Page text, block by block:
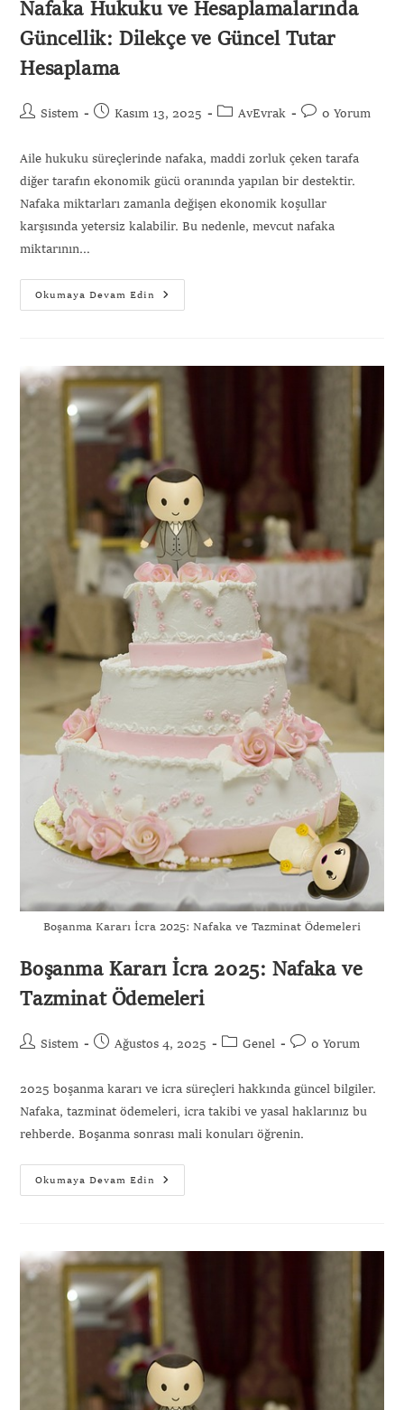
Nafaka Hukuku ve Hesaplamalarında
Güncellik: Dilekçe ve Güncel Tutar
Hesaplama
Sistem Kasım 13, 2025 AvEvrak 0 Yorum
Aile hukuku süreçlerinde nafaka, maddi zorluk çeken tarafa
diğer tarafın ekonomik gücü oranında yapılan bir destektir.
Nafaka miktarları zamanla değişen ekonomik koşullar
karşısında yetersiz kalabilir. Bu nedenle, mevcut nafaka
miktarının…
Okumaya Devam Edin
Boşanma Kararı İcra 2025: Nafaka ve Tazminat Ödemeleri
Boşanma Kararı İcra 2025: Nafaka ve
Tazminat Ödemeleri
Sistem Ağustos 4, 2025 Genel 0 Yorum
2025 boşanma kararı ve icra süreçleri hakkında güncel bilgiler.
Nafaka, tazminat ödemeleri, icra takibi ve yasal haklarınız bu
rehberde. Boşanma sonrası mali konuları öğrenin.
Okumaya Devam Edin